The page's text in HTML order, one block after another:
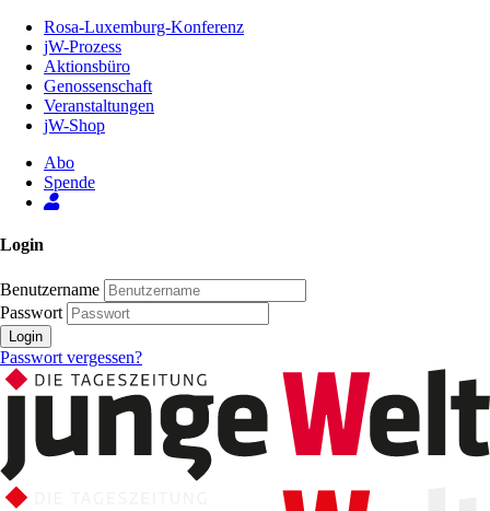
Inhalt
Seite
Rosa-Luxemburg-Konferenz
jW-Prozess
Aktionsbüro
Genossenschaft
Veranstaltungen
jW-Shop
Abo
Spende
Login
Benutzername
Passwort
Login
Passwort vergessen?